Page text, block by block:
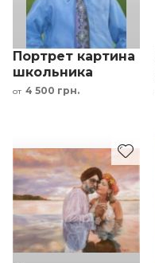
Портрет картина
школьника
маслом по фото
от 4 500 грн.